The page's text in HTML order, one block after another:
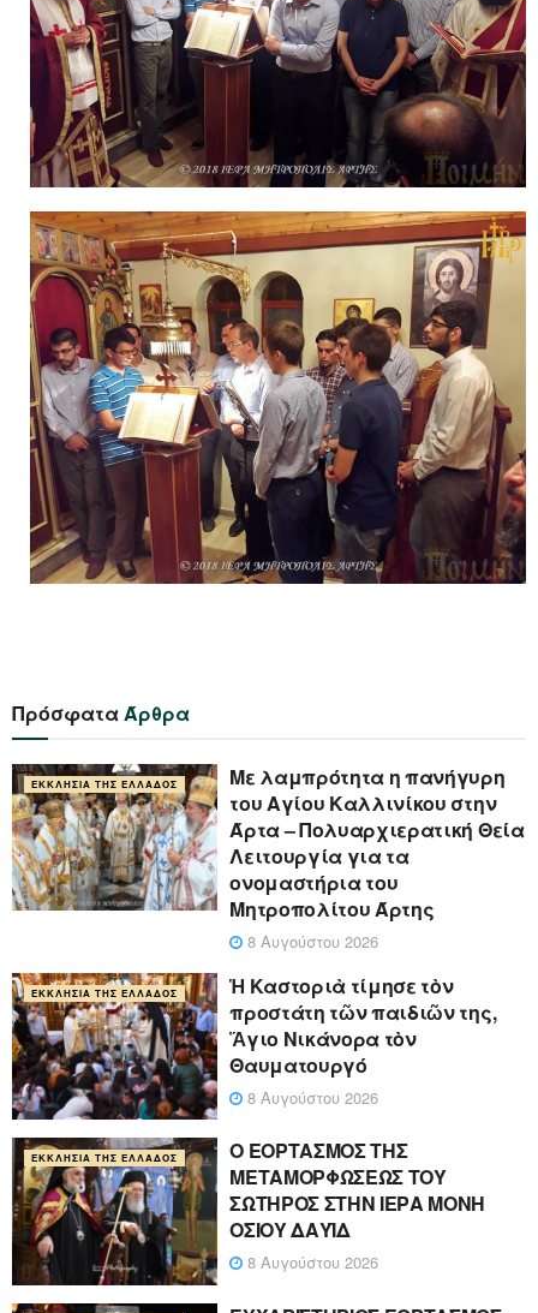
ΠρόσφαταΆρθρα
ΕΚΚΛΗΣΊΑ ΤΗΣ ΕΛΛΆΔΟΣ
Με λαμπρότητα η πανήγυρη
του Αγίου Καλλινίκου στην
Άρτα – Πολυαρχιερατική Θεία
Λειτουργία για τα
ονομαστήρια του
Μητροπολίτου Άρτης
8 Αυγούστου 2026
ΕΚΚΛΗΣΊΑ ΤΗΣ ΕΛΛΆΔΟΣ
Ἡ Καστοριὰ τίμησε τὸν
προστάτη τῶν παιδιῶν της,
Ἅγιο Νικάνορα τὸν
Θαυματουργό
8 Αυγούστου 2026
ΕΚΚΛΗΣΊΑ ΤΗΣ ΕΛΛΆΔΟΣ
Ο ΕΟΡΤΑΣΜΟΣ ΤΗΣ
ΜΕΤΑΜΟΡΦΩΣΕΩΣ ΤΟΥ
ΣΩΤΗΡΟΣ ΣΤΗΝ ΙΕΡΑ ΜΟΝΗ
ΟΣΙΟΥ ΔΑΥΪΔ
8 Αυγούστου 2026